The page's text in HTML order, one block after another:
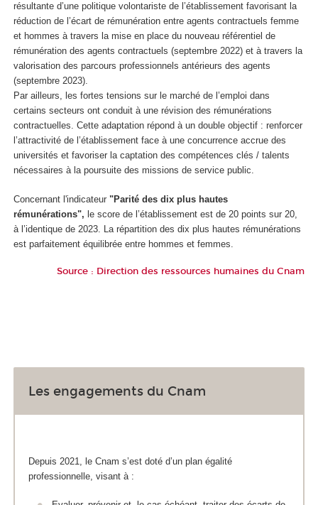
résultante d’une politique volontariste de l’établissement favorisant la
réduction de l’écart de rémunération entre agents contractuels femme
et hommes à travers la mise en place du nouveau référentiel de
rémunération des agents contractuels (septembre 2022) et à travers la
valorisation des parcours professionnels antérieurs des agents
(septembre 2023).
Par ailleurs, les fortes tensions sur le marché de l’emploi dans
certains secteurs ont conduit à une révision des rémunérations
contractuelles. Cette adaptation répond à un double objectif : renforcer
l’attractivité de l’établissement face à une concurrence accrue des
universités et favoriser la captation des compétences clés / talents
nécessaires à la poursuite des missions de service public.
Concernant l'indicateur "Parité des dix plus hautes
rémunérations", le score de l’établissement est de 20 points sur 20,
à l’identique de 2023. La répartition des dix plus hautes rémunérations
est parfaitement équilibrée entre hommes et femmes.
Source : Direction des ressources humaines du Cnam
Les engagements du Cnam
Depuis 2021, le Cnam s’est doté d’un plan égalité
professionnelle, visant à :